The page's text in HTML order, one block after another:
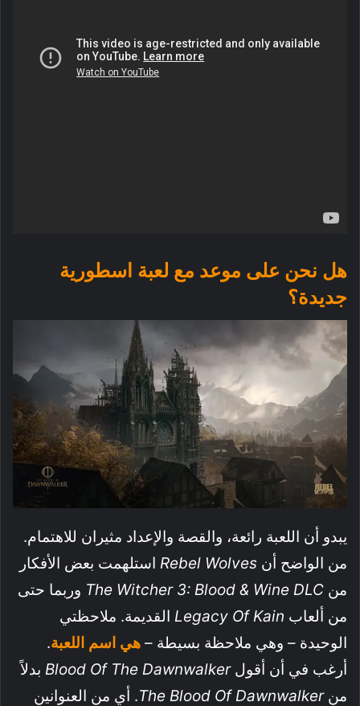
هل نحن على موعد مع لعبة اسطورية
جديدة؟
يبدو أن اللعبة رائعة، والقصة والإعداد مثيران للاهتمام.
من الواضح أن Rebel Wolves استلهمت بعض الأفكار
من The Witcher 3: Blood & Wine DLC وربما حتى
من ألعاب Legacy Of Kain القديمة. ملاحظتي
الوحيدة – وهي ملاحظة بسيطة – هي اسم اللعبة.
أرغب في أن أقولBlood Of The Dawnwalker بدلاً
منThe Blood Of Dawnwalker. أي من العنوانين